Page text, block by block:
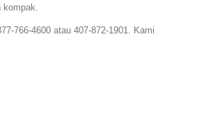
kompak.
766-4600 atau 407-872-1901. Kami